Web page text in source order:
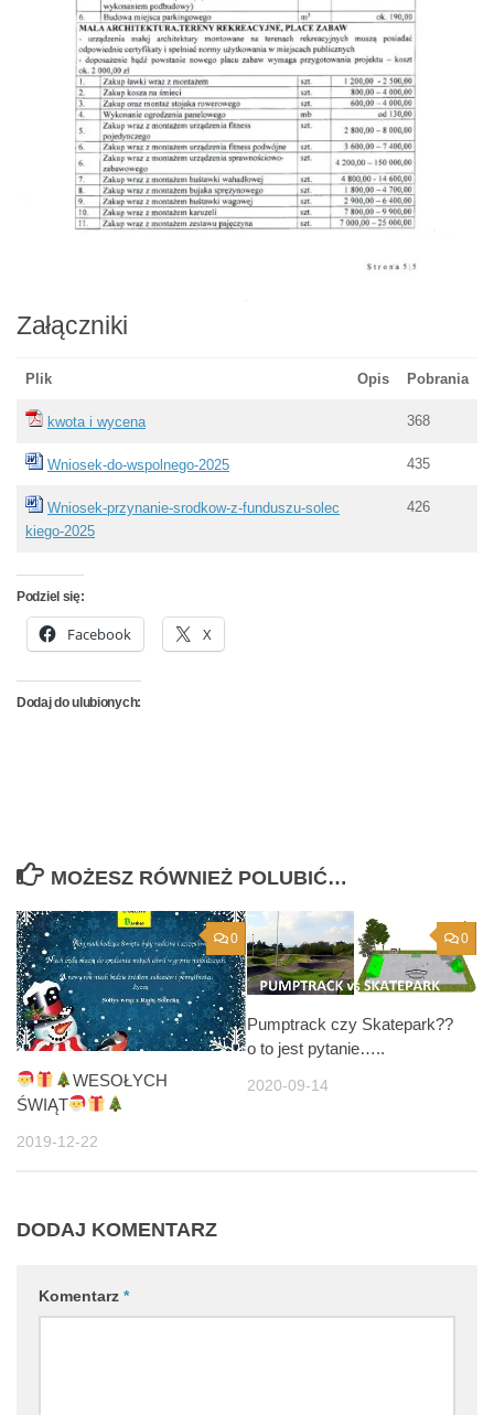
Załączniki
Plik Opis Pobrania
kwota i wycena 368
Wniosek-do-wspolnego-2025 435
Wniosek-przynanie-srodkow-z-funduszu-solec
kiego-2025
426
Podziel się:
Facebook X
Dodaj do ulubionych:
MOŻESZ RÓWNIEŻ POLUBIĆ…
0
WESOŁYCH
ŚWIĄT
2019-12-22
0
Pumptrack czy Skatepark??
o to jest pytanie…..
2020-09-14
DODAJ KOMENTARZ
Komentarz *